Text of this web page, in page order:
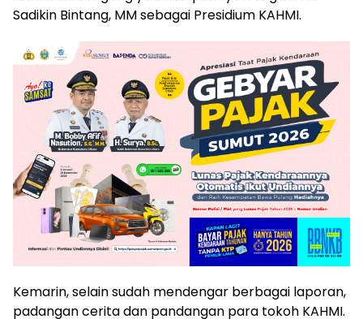
Sadikin Bintang, MM sebagai Presidium KAHMI.
Kemarin, selain sudah mendengar berbagai laporan,
padangan cerita dan pandangan para tokoh KAHMI.